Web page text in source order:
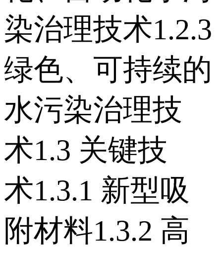
染治理技术 1.2.3
绿色、可持续的
水污染治理技
术 1.3 关键技
术 1.3.1 新型吸
附材料 1.3.2 高